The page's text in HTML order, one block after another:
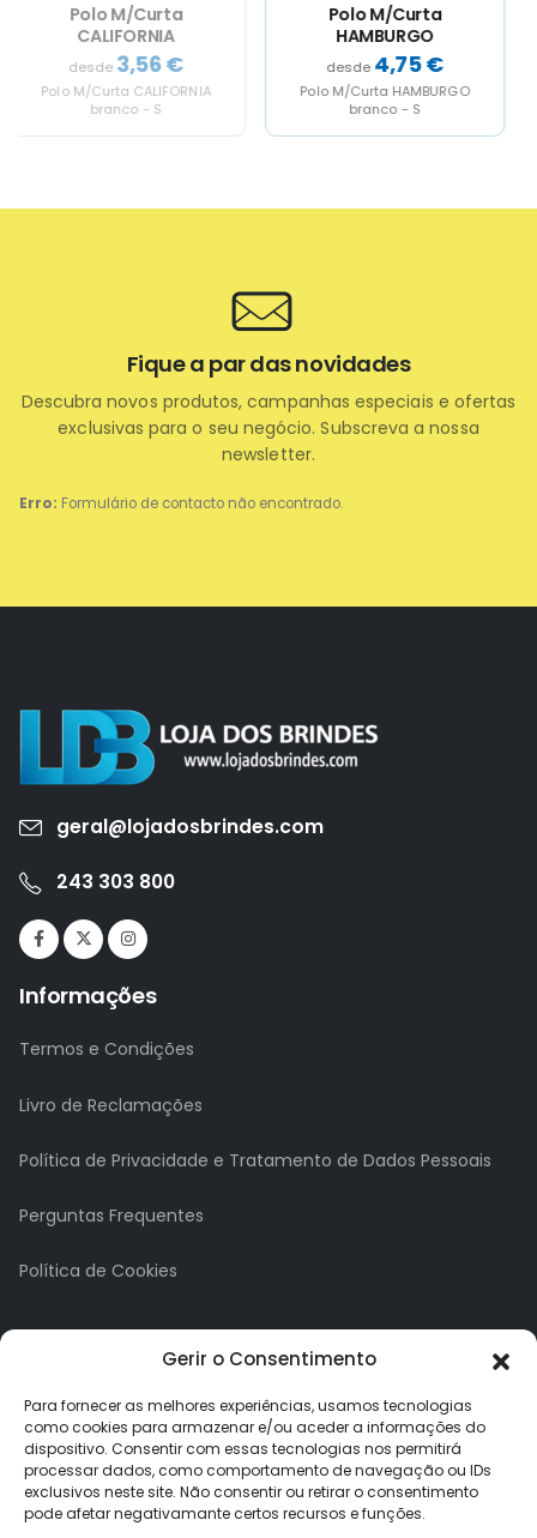
Gerir o Consentimento
Para fornecer as melhores experiências, usamos tecnologias
como cookies para armazenar e/ou aceder a informações do
dispositivo. Consentir com essas tecnologias nos permitirá
processar dados, como comportamento de navegação ou IDs
exclusivos neste site. Não consentir ou retirar o consentimento
pode afetar negativamante certos recursos e funções.
Polo M/Curta
HAMBURGO
4,75€
Polo M/Curta HAMBURGO
branco - S
Polo M/Curta HAWK
4,99€
Polo M/Curta HAWK branco - S
Erro: Formulário de contacto não encontrado.
Fique a par das novidades
Descubra novos produtos, campanhas especiais e ofertas
exclusivas para o seu negócio. Subscreva a nossa
newsletter.
geral@lojadosbrindes.com
243 303 800
Informações
Termos e Condições
Livro de Reclamações
Política de Privacidade e Tratamento de Dados Pessoais
Perguntas Frequentes
Política de Cookies
A minha conta
A Minha Conta
Histórico de Pedidos
Lista de Desejos